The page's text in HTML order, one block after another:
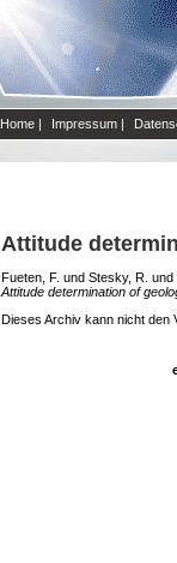
Home | Impressum |
Attitude
Fueten, F. und Stesky, R. und
Attitude determination of
Dieses Archiv kann nicht den